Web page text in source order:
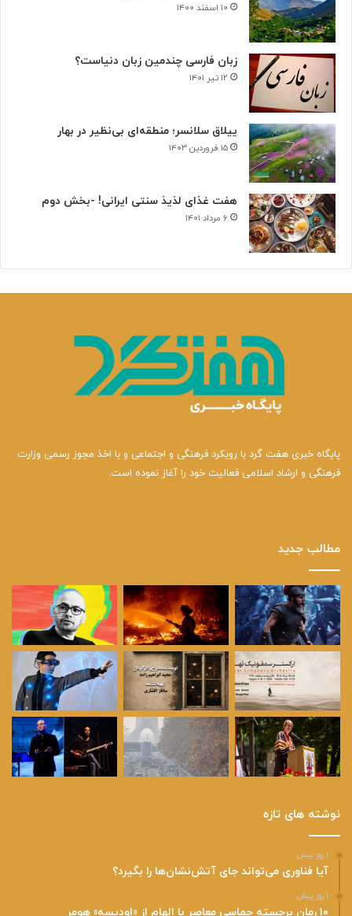
۱۰ اسفند ۱۴۰۰
زبان فارسی چندمین زبان دنیاست؟
۱۲ تیر ۱۴۰۱
ییلاق سلانسر؛ منطقه‌ای بی‌نظیر در بهار
۱۵ فروردین ۱۴۰۳
هفت غذای لذیذ سنتی ایرانی! -بخش دوم
۶ مرداد ۱۴۰۱
پایگاه خبری هفت گرد با رویکرد فرهنگی و اجتماعی و با اخذ مجوز رسمی وزارت
فرهنگی و ارشاد اسلامی فعالیت خود را آغاز نموده است.
مطالب جدید
نوشته های تازه
۱ روز پیش
آیا فناوری می‌تواند جای آتش‌نشان‌ها را بگیرد؟
۱ روز پیش
۱۰ رمان برجسته حماسی معاصر با الهام از «اودیسه» هومر